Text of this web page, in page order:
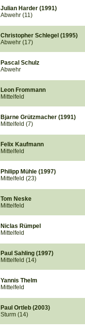
Julian Harder (1991)
Abwehr (11)
Christopher Schlegel (1995)
Abwehr (17)
Pascal Schulz
Abwehr
Leon Frommann
Mittelfeld
Bjarne Grützmacher (1991)
Mittelfeld (7)
Felix Kaufmann
Mittelfeld
Philipp Mühle (1997)
Mittelfeld (23)
Tom Neske
Mittelfeld
Niclas Rümpel
Mittelfeld
Paul Sahling (1997)
Mittelfeld (14)
Yannis Thelm
Mittelfeld
Paul Ortleb (2003)
Sturm (14)